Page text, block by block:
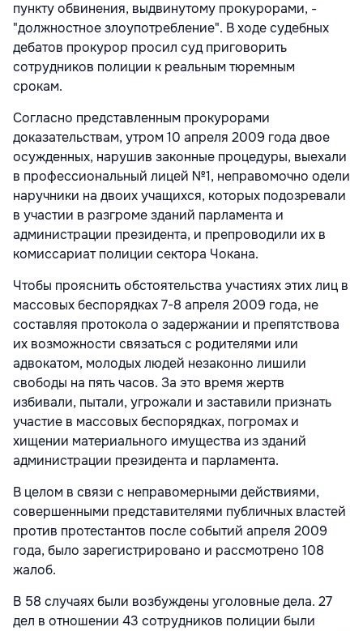
пункту обвинения, выдвинутому прокурорами, -
"должностное злоупотребление". В ходе судебных
дебатов прокурор просил суд приговорить
сотрудников полиции к реальным тюремным
срокам.
Согласно представленным прокурорами
доказательствам, утром 10 апреля 2009 года двое
осужденных, нарушив законные процедуры, выехали
в профессиональный лицей №1, неправомочно одели
наручники на двоих учащихся, которых подозревали
в участии в разгроме зданий парламента и
администрации президента, и препроводили их в
комиссариат полиции сектора Чокана.
Чтобы прояснить обстоятельства участиях этих лиц в
массовых беспорядках 7-8 апреля 2009 года, не
составляя протокола о задержании и препятствова
их возможности связаться с родителями или
адвокатом, молодых людей незаконно лишили
свободы на пять часов. За это время жертв
избивали, пытали, угрожали и заставили признать
участие в массовых беспорядках, погромах и
хищении материального имущества из зданий
администрации президента и парламента.
В целом в связи с неправомерными действиями,
совершенными представителями публичных властей
против протестантов после событий апреля 2009
года, было зарегистрировано и рассмотрено 108
жалоб.
В 58 случаях были возбуждены уголовные дела. 27
дел в отношении 43 сотрудников полиции были